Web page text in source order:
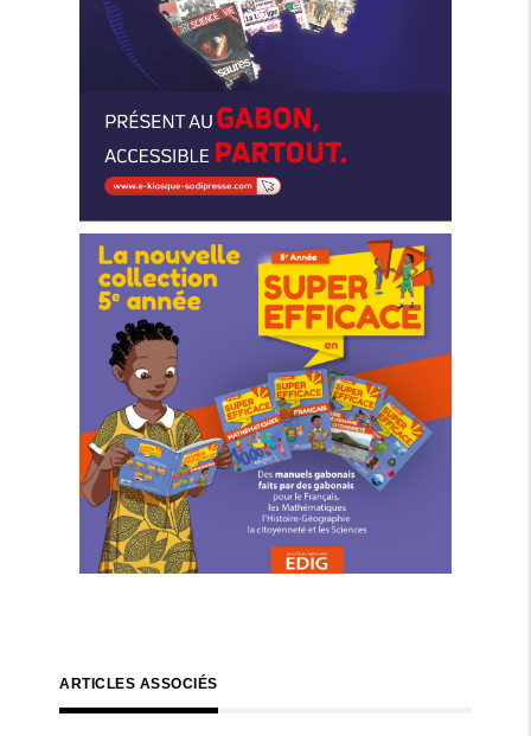
ARTICLES ASSOCIÉS